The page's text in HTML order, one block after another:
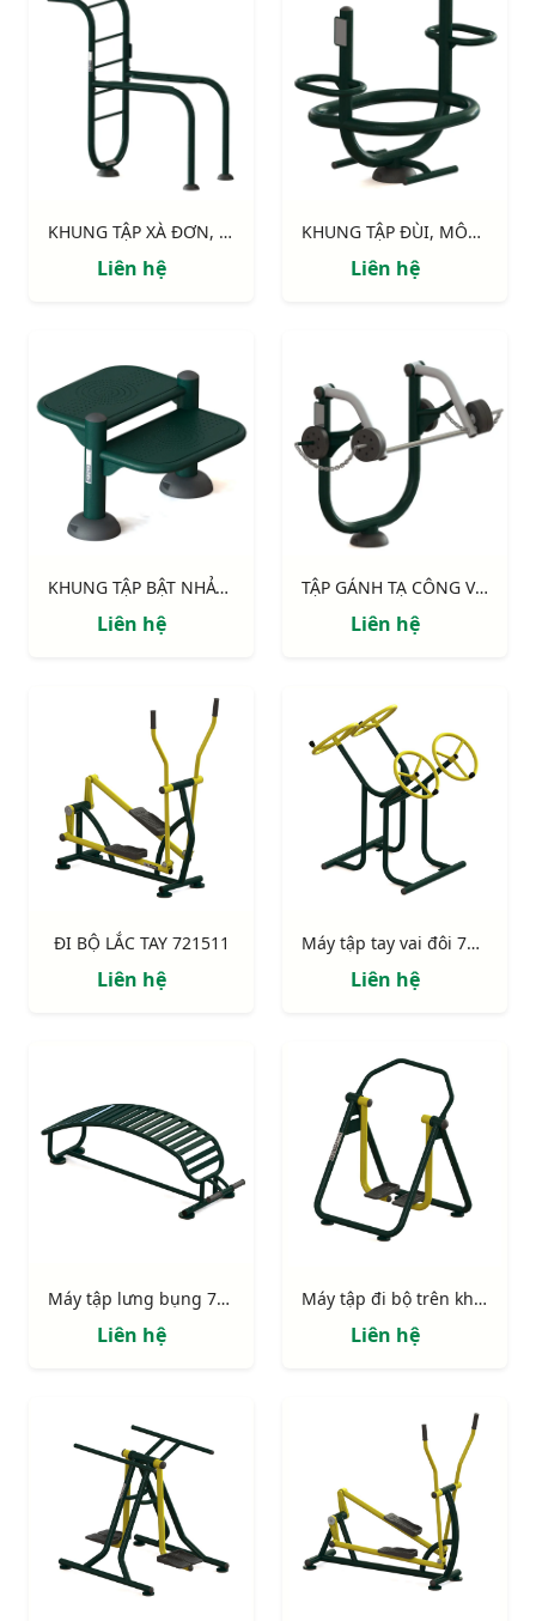
KHUNG TẬP XÀ ĐƠN, XÀ KÉP 711514
Liên hệ
KHUNG TẬP ĐÙI, MÔNG 711515
Liên hệ
KHUNG TẬP BẬT NHẢY 711524
Liên hệ
TẬP GÁNH TẠ CÔNG VIÊN 711522
Liên hệ
ĐI BỘ LẮC TAY 721511
Liên hệ
Máy tập tay vai đôi 731142
Liên hệ
Máy tập lưng bụng 731311
Liên hệ
Máy tập đi bộ trên không 731421
Liên hệ